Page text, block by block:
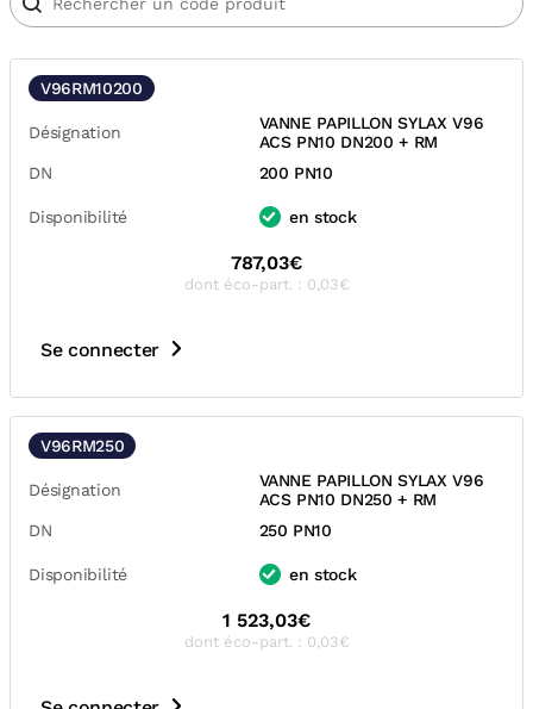
V96RM10200
Désignation
VANNE PAPILLON SYLAX V96
ACS PN10 DN200 + RM
DN
200 PN10
Disponibilité en stock
787,03€
dont éco-part. : 0,03€
Se connecter
V96RM250
Désignation
VANNE PAPILLON SYLAX V96
ACS PN10 DN250 + RM
DN
250 PN10
Disponibilité en stock
1 523,03€
dont éco-part. : 0,03€